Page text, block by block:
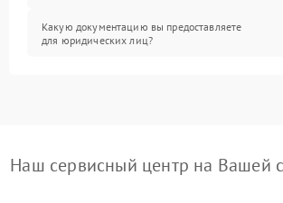
Какую документацию вы предоставляете
для юридических лиц?
Наш сервисный центр на Вашей